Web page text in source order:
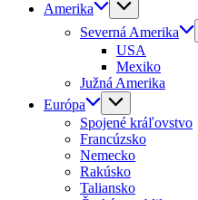
Amerika
Severná Amerika
USA
Mexiko
Južná Amerika
Európa
Spojené kráľovstvo
Francúzsko
Nemecko
Rakúsko
Taliansko